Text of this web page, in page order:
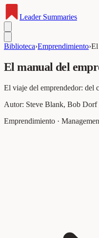
LeaderSummaries
Biblioteca›Emprendimiento›El
El manual del
El viaje del emprendedor: del
Autor: Steve Blank, Bob Dorf
Emprendimiento ·